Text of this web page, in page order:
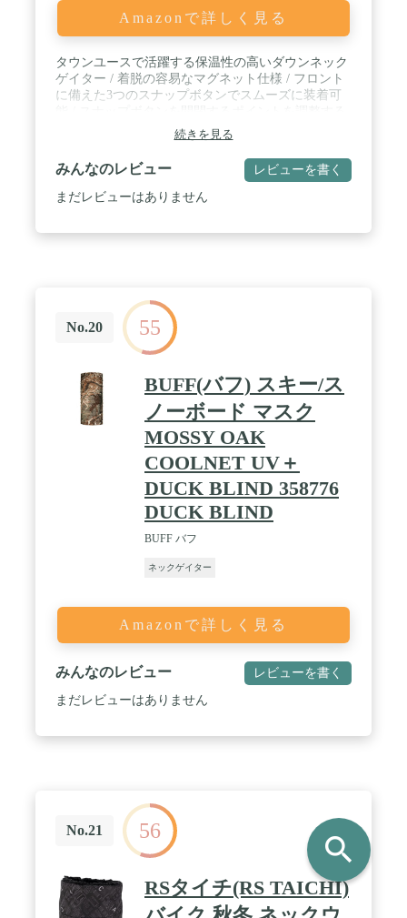
Amazonで詳しく見る
タウンユースで活躍する保温性の高いダウンネック
ゲイター / 着脱の容易なマグネット仕様 / フロント
に備えた3つのスナップボタンでスムーズに装着可
と、気温やコーディネートに合わせられる1着
続きを見る
みんなのレビュー レビューを書く
まだレビューはありません
No.20 55
BUFF(バフ) スキー/ス
ノーボード マスク
MOSSY OAK
COOLNET UV＋
DUCK BLIND 358776
DUCK BLIND
BUFF バフ
ネックゲイター
Amazonで詳しく見る
みんなのレビュー レビューを書く
まだレビューはありません
No.21 56
RSタイチ(RS TAICHI)
search